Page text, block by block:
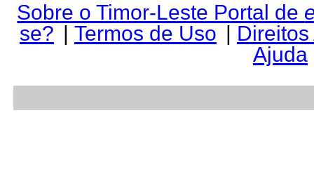
Sobre o Timor-Leste Portal de
se? | Termos de Uso |
Ajuda